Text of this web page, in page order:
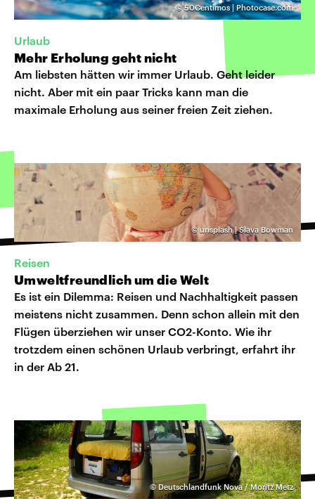
©50Centimos | Photocase.com
Urlaub
Mehr Erholung geht nicht
Am liebsten hätten wir immer Urlaub. Geht leider
nicht. Aber mit ein paar Tricks kann man die
maximale Erholung aus seiner freien Zeit ziehen.
©unsplash | Slava Bowman
Reisen
Umweltfreundlich um die Welt
Es ist ein Dilemma: Reisen und Nachhaltigkeit passen
meistens nicht zusammen. Denn schon allein mit den
Flügen überziehen wir unser CO2-Konto. Wie ihr
trotzdem einen schönen Urlaub verbringt, erfahrt ihr
in der Ab 21.
©Deutschlandfunk Nova / Moritz Metz